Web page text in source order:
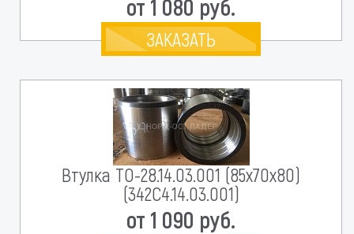
от 1 080 руб.
ЗАКАЗАТЬ
Втулка ТО-28.14.03.001 (85х70х80)
(342С4.14.03.001)
от 1 090 руб.